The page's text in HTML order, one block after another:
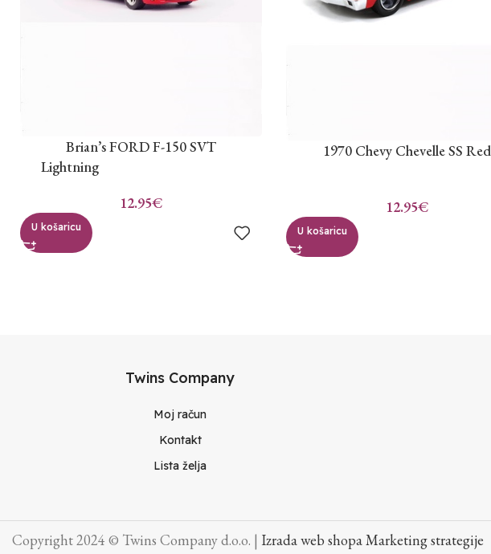
Brian’s FORD F-150 SVT
Lightning
12.95€
U košaricu
1970 Chevy Chevelle SS Red
12.95€
U košaricu
Twins Company
Moj račun
Kontakt
Lista želja
Copyright 2024 © Twins Company d.o.o. | Izrada web shopa Marketing strategije